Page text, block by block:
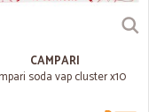
CAMPARI
soda vap cluster x10